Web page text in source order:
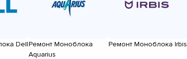
DellРемонт Моноблока
Aquarius
Ремонт Моноблока Irbis